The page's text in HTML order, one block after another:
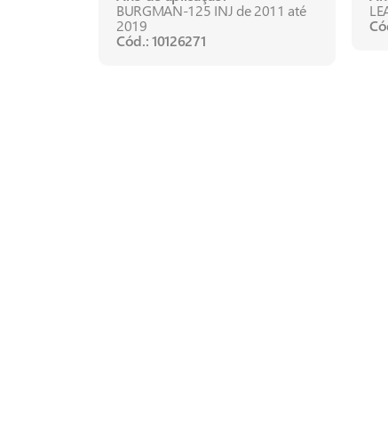
BURGMAN-125 INJ de 2011 até
2019
Cód.: 10126271